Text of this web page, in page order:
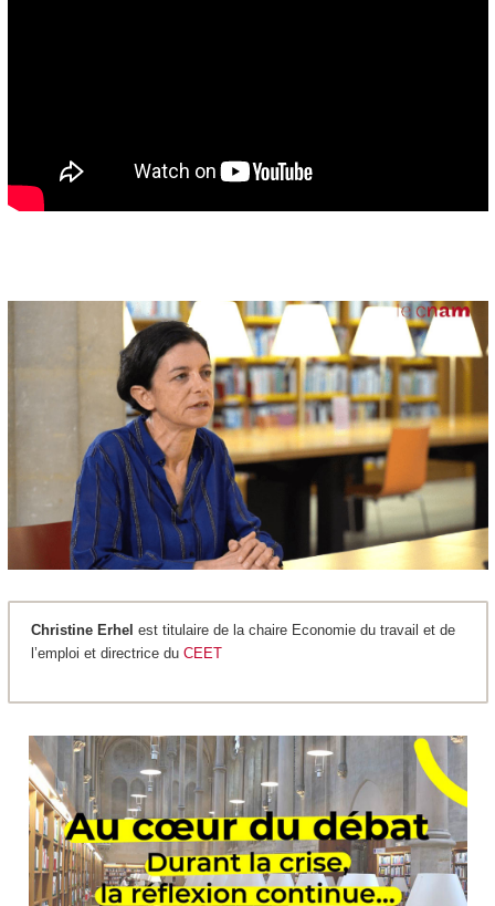
Christine Erhel est titulaire de la chaire Economie du travail et de
l’emploi et directrice du CEET